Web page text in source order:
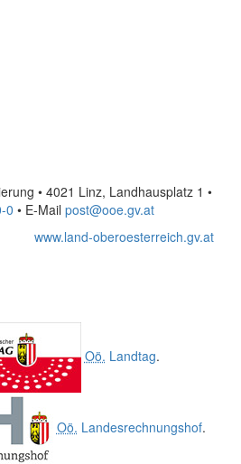
• 4021 Linz, Landhausplatz 1 •
0 • E-Mail post@ooe.gv.at
www.land-oberoesterreich.gv.at
Oö. Landtag.
Oö. Landesrechnungshof.